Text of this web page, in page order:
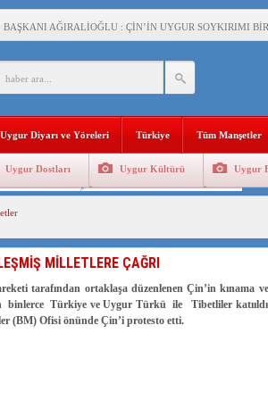
BAŞKANI AĞIRALİOĞLU : ÇİN’İN UYGUR SOYKIRIMI
UYGULAMALARI SİSTEMATİK POSTMODERN
DOÇ.DR.KAAN : DOĞU TÜRKİSTAN BİZİM
: ÇİN İŞGALİNDEKİ DOĞU TÜRKİSTAN
ÖVEN DİYANET AKADEMİSİ BAŞKANI’NA
JİANG’İN TRABZON ZİYARETİ
SULTANI MEHMET”DİZİSİNE GARİP SANSÜR VE
EN AZ 143 BİN UYGUR ÇOCUĞU
Uygur Diyarı ve Yöreleri Türkiye Tüm Manşetler
Uygur Dostları Uygur Kültürü Uygur
MİLLETLERE ÇAĞRI
tarafından ortaklaşa düzenlenen Çin’in kınama
binlerce Türkiye ve Uygur Türkü ile Tibetliler
(BM) Ofisi önünde Çin’i protesto etti.